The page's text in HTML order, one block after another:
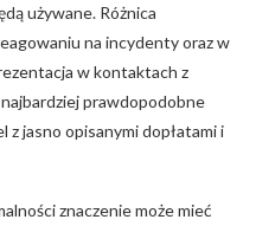
używane. Różnica
na incydenty oraz w
w kontaktach z
prawdopodobne
z jasno opisanymi dopłatami i
znaczenie może mieć